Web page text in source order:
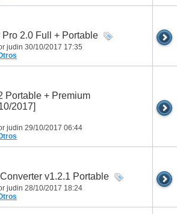
2.0 Full + Portable
judin 30/10/2017 17:35
Portable + Premium
2017]
judin 29/10/2017 06:44
v1.2.1 Portable
judin 28/10/2017 18:24